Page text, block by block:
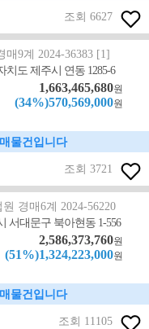
조회 6627
매9계 2024-36383 [1]
치도 제주시 연동 1285-6
1,663,465,680원
(34%)570,569,000원
물건입니다
조회 3721
경매6계 2024-56220
서대문구 북아현동 1-556
2,586,373,760원
(51%)1,324,223,000원
물건입니다
조회 11105